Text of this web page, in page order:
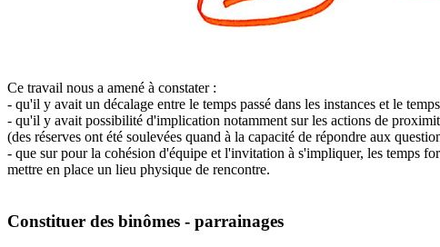
Ce travail nous a amené à constater :
- qu'il y avait un décalage entre le temps passé dans les instances et le
- qu'il y avait possibilité d'implication notamment sur les actions de
(des réserves ont été soulevées quand à la capacité de répondre aux
- que sur pour la cohésion d'équipe et l'invitation à s'impliquer, les temps
mettre en place un lieu physique de rencontre.
Constituer des binômes - parrainages